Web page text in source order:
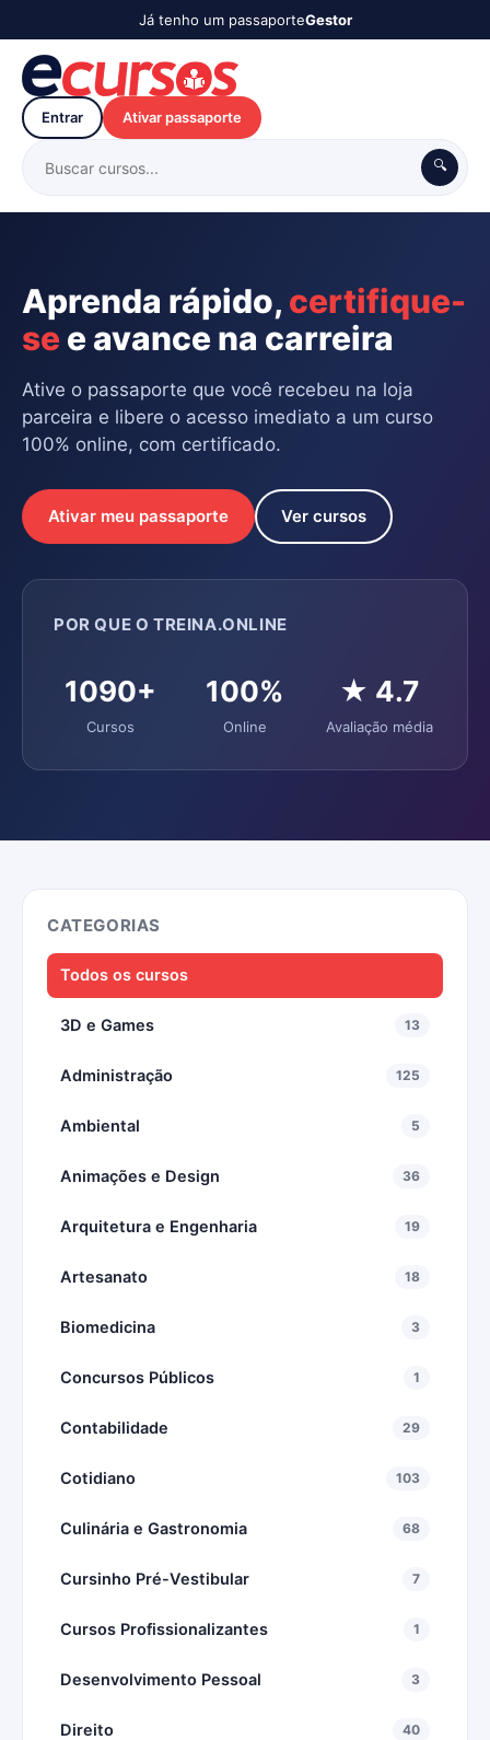
Já tenho um passaporteGestor
🔍
Entrar Ativar passaporte
Aprenda rápido, certifique-
se e avance na carreira
Ative o passaporte que você recebeu na loja
parceira e libere o acesso imediato a um curso
100% online, com certificado.
Ativar meu passaporte Ver cursos
POR QUE O TREINA.ONLINE
1090+
Cursos
100%
Online
★ 4.7
Avaliação média
CATEGORIAS
Todos os cursos
3D e Games 13
Administração 125
Ambiental 5
Animações e Design 36
Arquitetura e Engenharia 19
Artesanato 18
Biomedicina 3
Concursos Públicos 1
Contabilidade 29
Cotidiano 103
Culinária e Gastronomia 68
Cursinho Pré-Vestibular 7
Cursos Profissionalizantes 1
Desenvolvimento Pessoal 3
Direito 40